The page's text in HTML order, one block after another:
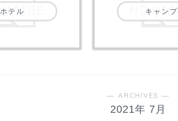
ホテル キャンプ
― ARCHIVES ―
2021年 7月